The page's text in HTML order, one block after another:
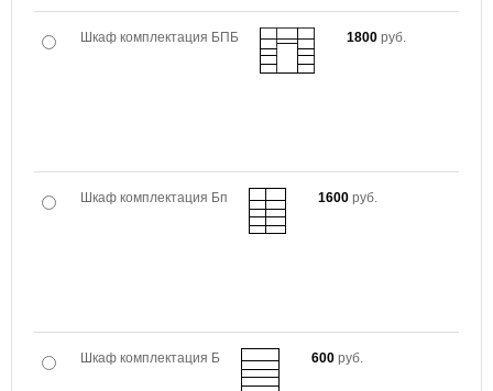
Шкаф комплектация БПБ 1800 руб.
Шкаф комплектация Бп 1600 руб.
Шкаф комплектация Б 600 руб.